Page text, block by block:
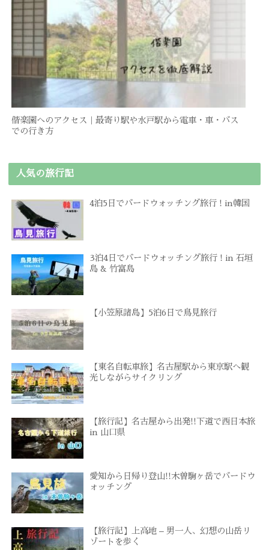
偕楽園へのアクセス｜最寄り駅や水戸駅から電車・車・バス
での行き方
人気の旅行記
4泊5日でバードウォッチング旅行 ! in韓国
3泊4日でバードウォッチング旅行 ! in 石垣
島 & 竹富島
【小笠原諸島】5泊6日で鳥見旅行
【東名自転車旅】名古屋駅から東京駅へ観
光しながらサイクリング
【旅行記】名古屋から出発!!下道で西日本旅
in 山口県
愛知から日帰り登山!!木曽駒ヶ岳でバードウ
ォッチング
【旅行記】上高地 – 男一人、幻想の山岳リ
ゾートを歩く